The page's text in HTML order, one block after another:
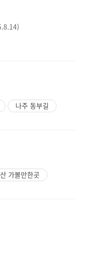
나주 동부길
가볼만한곳